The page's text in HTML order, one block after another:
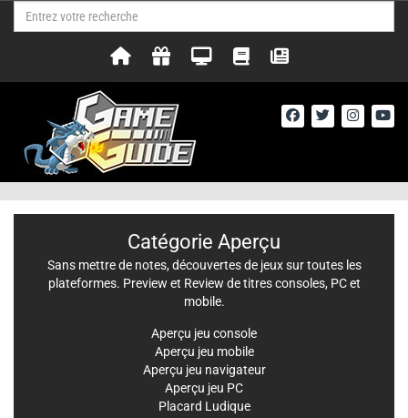
Catégorie Aperçu
Sans mettre de notes, découvertes de jeux sur toutes les
plateformes. Preview et Review de titres consoles, PC et
mobile.
Aperçu jeu console
Aperçu jeu mobile
Aperçu jeu navigateur
Aperçu jeu PC
Placard Ludique